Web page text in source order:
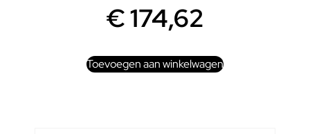
€174,62
Toevoegen aan winkelwagen